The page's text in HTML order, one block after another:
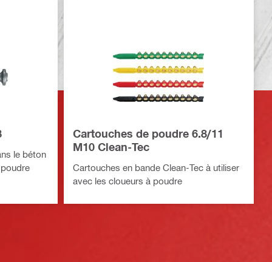
le béton
Cartouches de poudre 6.8/11
M10 Clean-Tec
Cartouches en bande Clean-Tec à utiliser
avec les cloueurs à poudre